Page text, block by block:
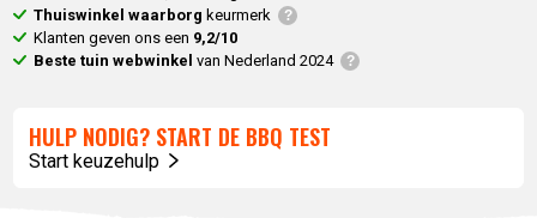
Thuiswinkel waarborg keurmerk
Klanten geven ons een 9,2/10
Beste tuin webwinkel van Nederland 2024
HULP NODIG? START DE BBQ TEST
Start keuzehulp